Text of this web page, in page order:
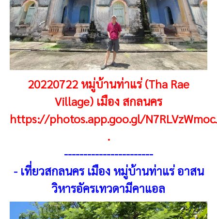
20220722 หมู่บ้านท่าแร่ (Tha Rae
Village) เมือง สกลนคร
https://photos.app.goo.gl/
.
-----------------------
- เที่ยวสกลนคร เมือง หมู่บ้านท่าแร่ อาสน
วิหารอัครเทวดามีคาแอล